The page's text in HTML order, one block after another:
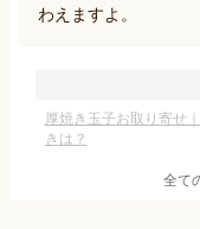
わえますよ。
厚焼き玉子お取り寄せ
きは？
全て